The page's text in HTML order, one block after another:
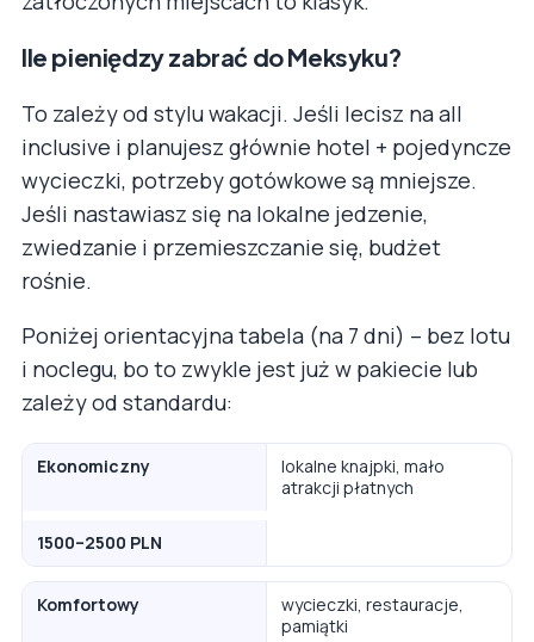
Ile pieniędzy zabrać do Meksyku?
To zależy od stylu wakacji. Jeśli lecisz na all
inclusive i planujesz głównie hotel + pojedyncze
wycieczki, potrzeby gotówkowe są mniejsze.
Jeśli nastawiasz się na lokalne jedzenie,
zwiedzanie i przemieszczanie się, budżet
rośnie.
Poniżej orientacyjna tabela (na 7 dni) – bez lotu
i noclegu, bo to zwykle jest już w pakiecie lub
zależy od standardu:
Ekonomiczny
lokalne knajpki, mało
atrakcji płatnych
1500–2500 PLN
Komfortowy
wycieczki, restauracje,
pamiątki